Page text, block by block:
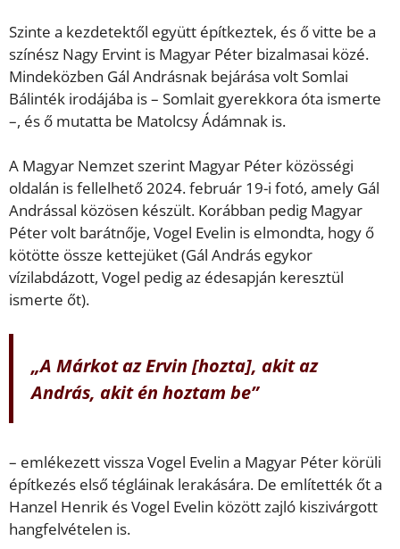
Szinte a kezdetektől együtt építkeztek, és ő vitte be a
színész Nagy Ervint is Magyar Péter bizalmasai közé.
Mindeközben Gál Andrásnak bejárása volt Somlai
Bálinték irodájába is – Somlait gyerekkora óta ismerte
–, és ő mutatta be Matolcsy Ádámnak is.
A Magyar Nemzet szerint Magyar Péter közösségi
oldalán is fellelhető 2024. február 19-i fotó, amely Gál
Andrással közösen készült. Korábban pedig Magyar
Péter volt barátnője, Vogel Evelin is elmondta, hogy ő
kötötte össze kettejüket (Gál András egykor
vízilabdázott, Vogel pedig az édesapján keresztül
ismerte őt).
„A Márkot az Ervin [hozta], akit az
András, akit én hoztam be”
– emlékezett vissza Vogel Evelin a Magyar Péter körüli
építkezés első tégláinak lerakására. De említették őt a
Hanzel Henrik és Vogel Evelin között zajló kiszivárgott
hangfelvételen is.